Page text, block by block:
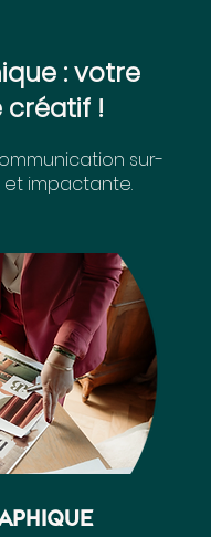
: votre
créatif !
sur-
et impactante.